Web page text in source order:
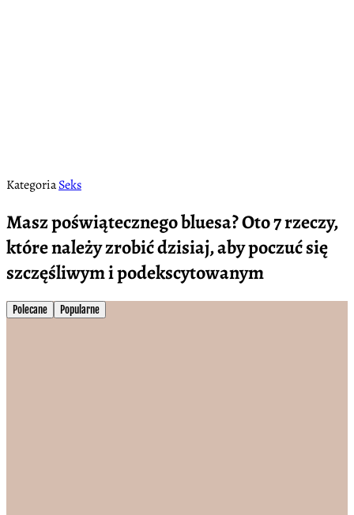
KategoriaSeks
Masz poświątecznego bluesa? Oto 7 rzeczy,
które należy zrobić dzisiaj, aby poczuć się
szczęśliwym i podekscytowanym
Polecane Popularne